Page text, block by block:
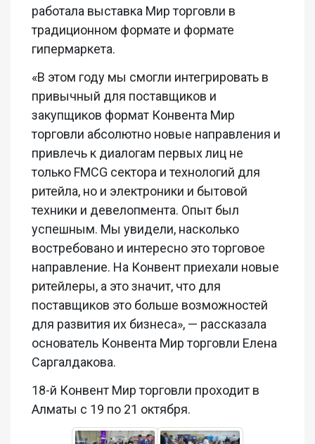
работала выставка Мир торговли в
традиционном формате и формате
гипермаркета.
«В этом году мы смогли интегрировать в
привычный для поставщиков и
закупщиков формат Конвента Мир
торговли абсолютно новые направления и
привлечь к диалогам первых лиц не
только FMCG сектора и технологий для
ритейла, но и электроники и бытовой
техники и девелопмента. Опыт был
успешным. Мы увидели, насколько
востребовано и интересно это торговое
направление. На Конвент приехали новые
ритейлеры, а это значит, что для
поставщиков это больше возможностей
для развития их бизнеса», — рассказала
основатель Конвента Мир торговли Елена
Саргалдакова.
18-й Конвент Мир торговли проходит в
Алматы с 19 по 21 октября.